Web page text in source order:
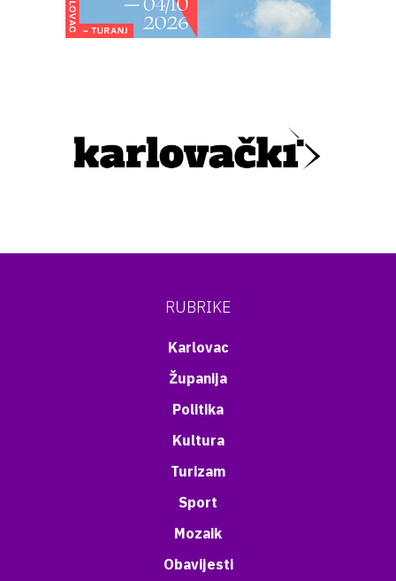
RUBRIKE
Karlovac
Županija
Politika
Kultura
Turizam
Sport
Mozaik
Obavijesti